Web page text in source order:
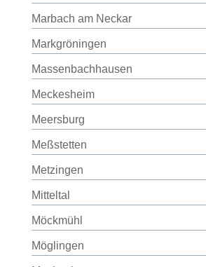
Marbach am Neckar
Markgröningen
Massenbachhausen
Meckesheim
Meersburg
Meßstetten
Metzingen
Mitteltal
Möckmühl
Möglingen